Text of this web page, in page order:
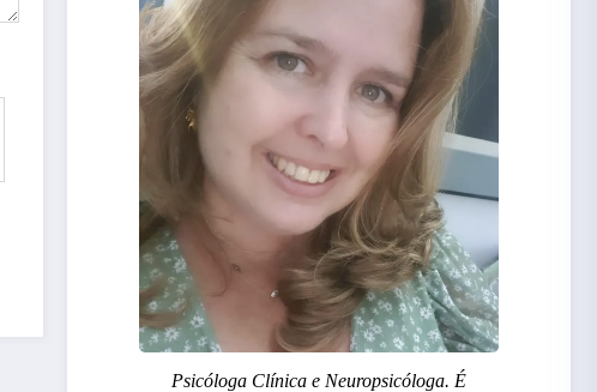
Psicóloga Clínica e Neuropsicóloga. É